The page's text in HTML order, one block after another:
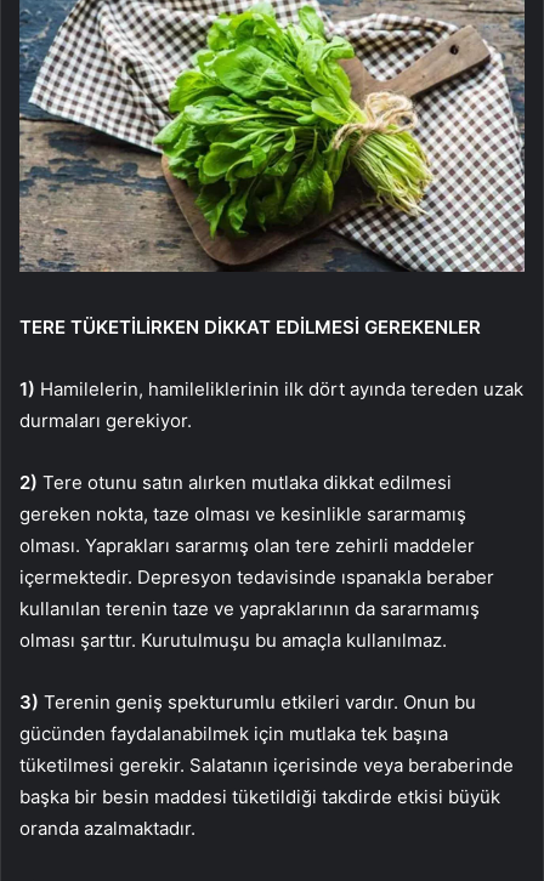
TERE TÜKETİLİRKEN DİKKAT EDİLMESİ GEREKENLER
1) Hamilelerin, hamileliklerinin ilk dört ayında tereden uzak
durmaları gerekiyor.
2) Tere otunu satın alırken mutlaka dikkat edilmesi
gereken nokta, taze olması ve kesinlikle sararmamış
olması. Yaprakları sararmış olan tere zehirli maddeler
içermektedir. Depresyon tedavisinde ıspanakla beraber
kullanılan terenin taze ve yapraklarının da sararmamış
olması şarttır. Kurutulmuşu bu amaçla kullanılmaz.
3) Terenin geniş spekturumlu etkileri vardır. Onun bu
gücünden faydalanabilmek için mutlaka tek başına
tüketilmesi gerekir. Salatanın içerisinde veya beraberinde
başka bir besin maddesi tüketildiği takdirde etkisi büyük
oranda azalmaktadır.